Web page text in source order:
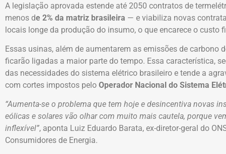
A legislação aprovada estende até 2050 contratos de
menos de 2% da matriz brasileira — e viabiliza novas
locais longe da produção do insumo, o que encarece o custo
Essas usinas, além de aumentarem as emissões de carbono
ficarão ligadas a maior parte do tempo. Essa característica,
das necessidades do sistema elétrico brasileiro e tende a
com cortes impostos pelo Operador Nacional do Sistema
“Aumenta-se o problema que tem hoje e desincentiva novas
eólicas e solares vão olhar com muito mais cautela, porque
inflexível”, aponta Luiz Eduardo Barata, ex-diretor-geral do
Consumidores de Energia.